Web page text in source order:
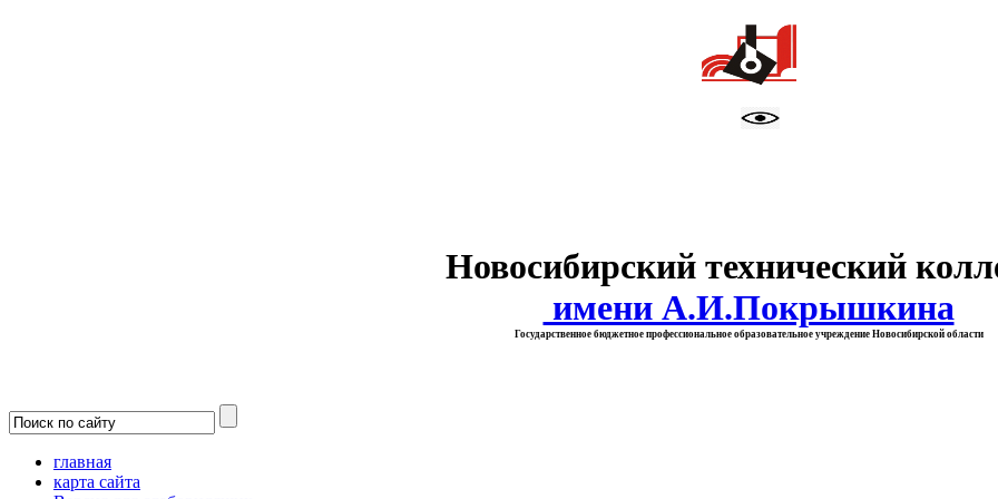
Новосибирский технический
имени А.И.Покрышкина
Государственное бюджетное профессиональное образовательное учреждение Новосибирской области
главная
карта сайта